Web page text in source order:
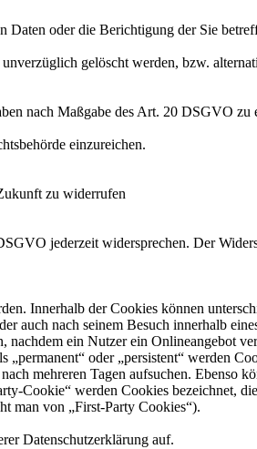
oder die Berichtigung der Sie
gelöscht werden, bzw.
nach Maßgabe des Art. 20 DSGVO
einzureichen.
zu widerrufen
jederzeit widersprechen. Der
Innerhalb der Cookies können
auch nach seinem Besuch innerhalb
ein Nutzer ein Onlineangebot
oder „persistent“ werden
mehreren Tagen aufsuchen. Ebenso
Cookie“ werden Cookies bezeichnet,
man von „First-Party Cookies“).
Datenschutzerklärung auf.